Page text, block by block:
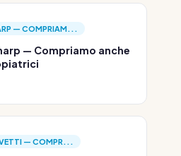
— COMPRIAM...
— Compriamo anche
— COMPR...